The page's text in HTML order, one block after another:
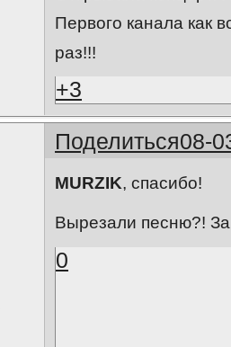
Первого канала как
раз!!!
+3
Поделиться08-
MURZIK, спасибо!
Вырезали песню?!
0